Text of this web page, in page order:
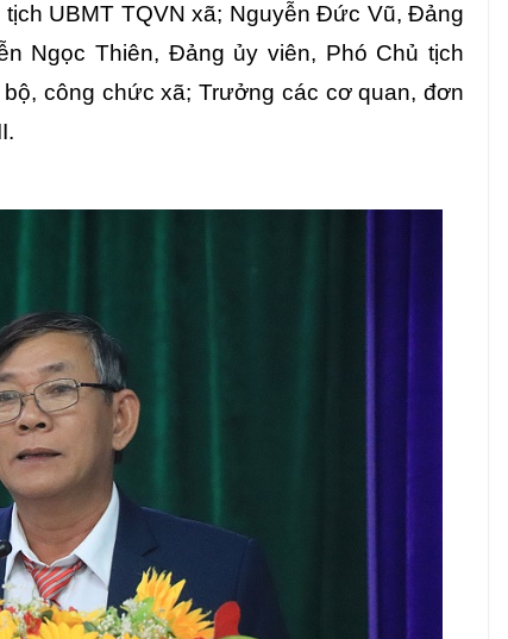
UBMT TQVN xã; Nguyễn Đức Vũ, Đảng
Ngọc Thiên, Đảng ủy viên, Phó Chủ tịch
công chức xã; Trưởng các cơ quan, đơn